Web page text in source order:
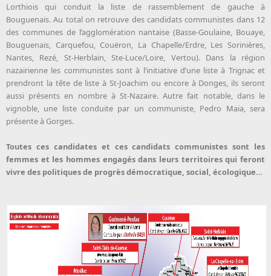
Lorthiois qui conduit la liste de rassemblement de gauche à
Bouguenais. Au total on retrouve des candidats communistes dans 12
des communes de l’agglomération nantaise (Basse-Goulaine, Bouaye,
Bouguenais, Carquefou, Couëron, La Chapelle/Erdre, Les Sorinières,
Nantes, Rezé, St-Herblain, Ste-Luce/Loire, Vertou). Dans la région
nazairienne les communistes sont à l’initiative d’une liste à Trignac et
prendront la tête de liste à St-Joachim ou encore à Donges, ils seront
aussi présents en nombre à St-Nazaire. Autre fait notable, dans le
vignoble, une liste conduite par un communiste, Pedro Maia, sera
présente à Gorges.
Toutes ces candidates et ces candidats communistes sont les
femmes et les hommes engagés dans leurs territoires qui feront
vivre des politiques de progrès démocratique, social, écologique…